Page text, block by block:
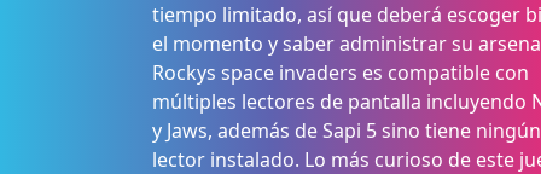
tiempo limitado, así que deberá escoger
el momento y saber administrar su
Rockys space invaders es compatible con
múltiples lectores de pantalla incluyendo
y Jaws, además de Sapi 5 sino tiene ningún
lector instalado. Lo más curioso de este